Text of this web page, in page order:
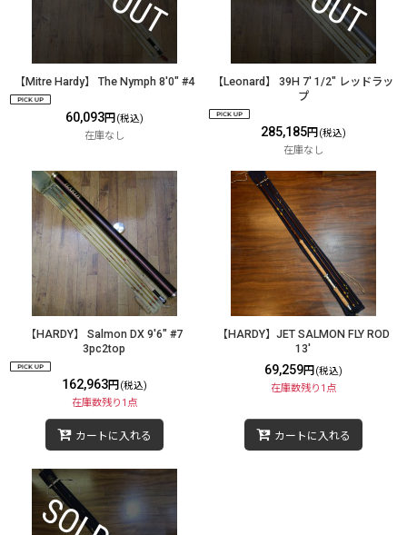
【Mitre Hardy】 The Nymph 8'0" #4
60,093円 (税込)
在庫なし
【Leonard】 39H 7' 1/2" レッドラッ
プ
285,185円 (税込)
在庫なし
【HARDY】 Salmon DX 9'6" #7
3pc2top
162,963円 (税込)
在庫数残り1点
カートに入れる
【HARDY】JET SALMON FLY ROD
13'
69,259円 (税込)
在庫数残り1点
カートに入れる